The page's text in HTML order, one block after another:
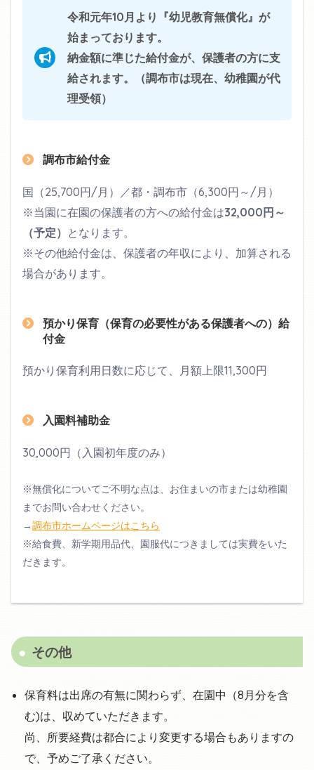
令和元年10月より『幼児教育無償化』が
始まっております。
納金額に準じた給付金が、保護者の方に支
給されます。（調布市は現在、幼稚園が代
理受領）
調布市給付金
国（25,700円/月）／都・調布市（6,300円～/月）
※当園に在園の保護者の方への給付金は32,000円～
（予定） となります。
※その他給付金は、保護者の年収により、加算される
場合があります。
預かり保育（保育の必要性がある保護者への）給
付金
預かり保育利用日数に応じて、月額上限11,300円
入園料補助金
30,000円（入園初年度のみ）
※無償化についてご不明な点は、お住まいの市または幼稚園
までお問い合わせください。
→調布市ホームページはこちら
※給食費、新学期用品代、園服代につきましては実費をいた
だきます。
その他
保育料は出席の有無に関わらず、在園中（8月分を含
む)は、収めていただきます。
尚、所要経費は都合により変更する場合もありますの
で、予めご了承ください。